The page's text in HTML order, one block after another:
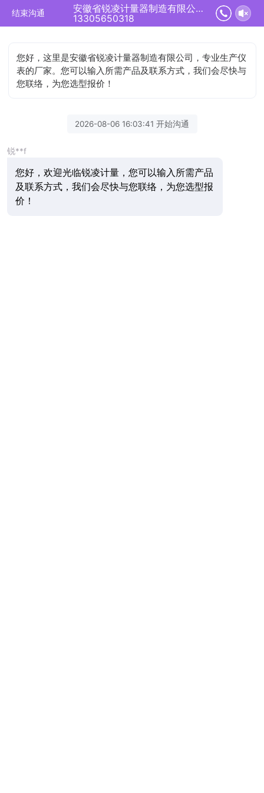
结束沟通
安徽省锐凌计量器制造有限公司正在为您服务
13305650318
您好，这里是安徽省锐凌计量器制造有限公司，专业生产仪
表的厂家。您可以输入所需产品及联系方式，我们会尽快与
您联络，为您选型报价！
2026-08-06 16:03:41 开始沟通
锐**f
您好，欢迎光临锐凌计量，您可以输入所需产品
及联系方式，我们会尽快与您联络，为您选型报
价！